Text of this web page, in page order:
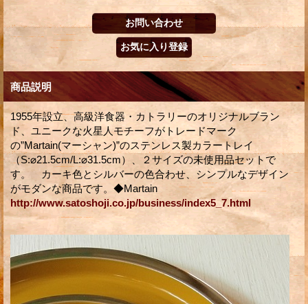
商品説明
1955年設立、高級洋食器・カトラリーのオリジナルブラン
ド、ユニークな火星人モチーフがトレードマーク
の”Martain(マーシャン)”のステンレス製カラートレイ
（S:⌀21.5cm/L:⌀31.5cm）、２サイズの未使用品セットで
す。 カーキ色とシルバーの色合わせ、シンプルなデザイン
がモダンな商品です。◆Martain
http://www.satoshoji.co.jp/business/index5_7.html